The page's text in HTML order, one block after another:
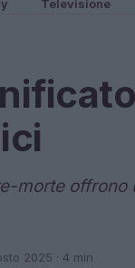
Televisione
morte
2025 · 4 min